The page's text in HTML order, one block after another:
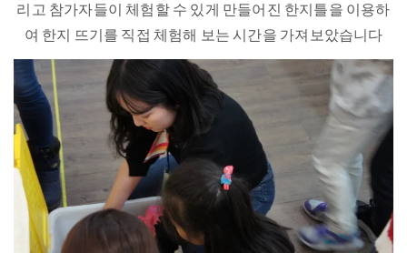
리고 참가자들이 체험할 수 있게 만들어진 한지틀을 이용하
여 한지 뜨기를 직접 체험해 보는 시간을 가져보았습니다